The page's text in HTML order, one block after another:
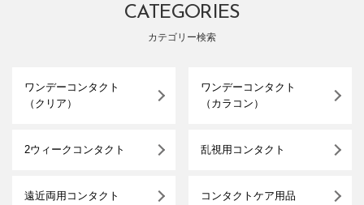
CATEGORIES
カテゴリー検索
ワンデーコンタクト
（クリア）
ワンデーコンタクト
（カラコン）
2ウィークコンタクト 乱視用コンタクト
遠近両用コンタクト コンタクトケア用品